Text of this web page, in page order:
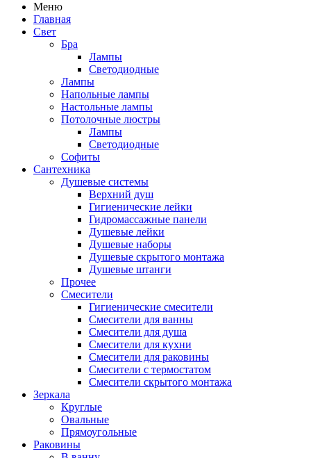
Меню
Главная
Свет
Бра
Лампы
Светодиодные
Лампы
Напольные лампы
Настольные лампы
Потолочные люстры
Лампы
Светодиодные
Софиты
Сантехника
Душевые системы
Верхний душ
Гигиенические лейки
Гидромассажные панели
Душевые лейки
Душевые наборы
Душевые скрытого монтажа
Душевые штанги
Прочее
Смесители
Гигиенические смесители
Смесители для ванны
Смесители для душа
Смесители для кухни
Смесители для раковины
Смесители с термостатом
Смесители скрытого монтажа
Зеркала
Круглые
Овальные
Прямоугольные
Раковины